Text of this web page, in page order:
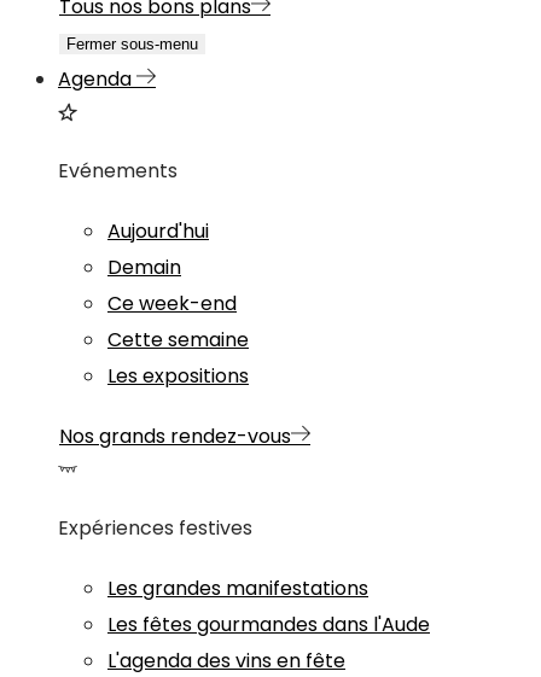
Tous nos bons plans
Fermer sous-menu
Agenda
Evénements
Aujourd'hui
Demain
Ce week-end
Cette semaine
Les expositions
Nos grands rendez-vous
Expériences festives
Les grandes manifestations
Les fêtes gourmandes dans l'Aude
L'agenda des vins en fête